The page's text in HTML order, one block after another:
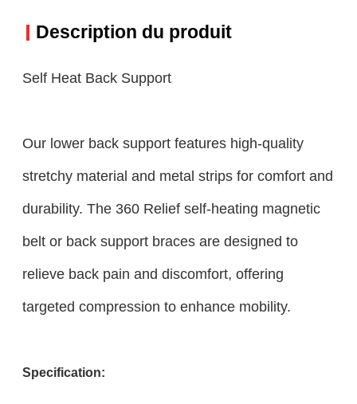
Description du produit
Self Heat Back Support
Our lower back support features high-quality
stretchy material and metal strips for comfort and
durability. The 360 Relief self-heating magnetic
belt or back support braces are designed to
relieve back pain and discomfort, offering
targeted compression to enhance mobility.
Specification: